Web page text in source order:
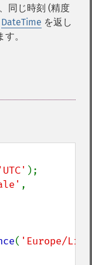
同じ時刻 (精度
DateTime を返し
。
'UTC'
( 'Europe/